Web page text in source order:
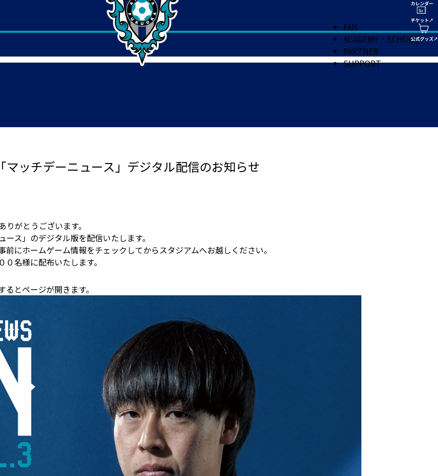
FAN
ACADEMY・SCHOOL
PARTNER
SUPPORT
ッチデーニュース」デジタル配信のお知らせ
がとうございます。
ス」のデジタル版を配信いたします。
にホームゲーム情報をチェックしてからスタジアムへお越しください。
名様に配布いたします。
とページが開きます。